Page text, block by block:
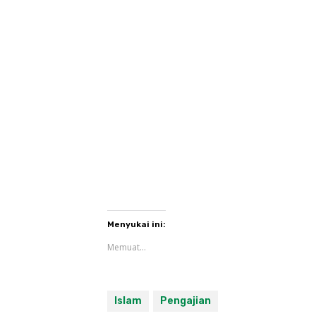
Menyukai ini:
Memuat...
Islam Pengajian